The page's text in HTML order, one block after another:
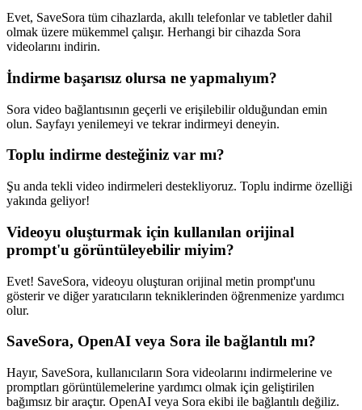
Evet, SaveSora tüm cihazlarda, akıllı telefonlar ve tabletler dahil
olmak üzere mükemmel çalışır. Herhangi bir cihazda Sora
videolarını indirin.
İndirme başarısız olursa ne yapmalıyım?
Sora video bağlantısının geçerli ve erişilebilir olduğundan emin
olun. Sayfayı yenilemeyi ve tekrar indirmeyi deneyin.
Toplu indirme desteğiniz var mı?
Şu anda tekli video indirmeleri destekliyoruz. Toplu indirme özelliği
yakında geliyor!
Videoyu oluşturmak için kullanılan orijinal
prompt'u görüntüleyebilir miyim?
Evet! SaveSora, videoyu oluşturan orijinal metin prompt'unu
gösterir ve diğer yaratıcıların tekniklerinden öğrenmenize yardımcı
olur.
SaveSora, OpenAI veya Sora ile bağlantılı mı?
Hayır, SaveSora, kullanıcıların Sora videolarını indirmelerine ve
promptları görüntülemelerine yardımcı olmak için geliştirilen
bağımsız bir araçtır. OpenAI veya Sora ekibi ile bağlantılı değiliz.